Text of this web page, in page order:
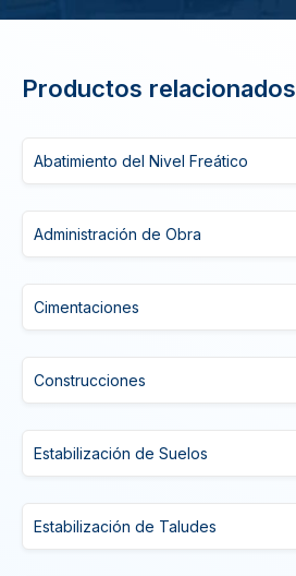
Productos relacionados
Abatimiento del Nivel Freático
Administración de Obra
Cimentaciones
Construcciones
Estabilización de Suelos
Estabilización de Taludes